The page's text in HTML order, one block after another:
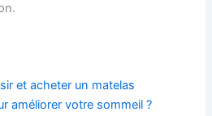
et acheter un matelas
améliorer votre sommeil ?